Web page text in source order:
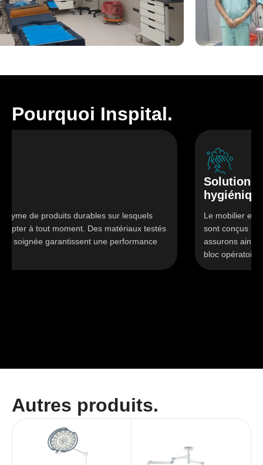
Pourquoi Inspital.
durables sur lesquels
Des matériaux testés
une performance
hygiéniques
Le mobilier et les appareils en
sont conçus pour une facilité
assurons ainsi les normes
Autres produits.